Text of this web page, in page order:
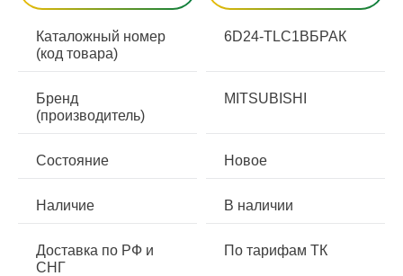
Каталожный номер
(код товара)
6D24-TLC1BБРАК
Бренд
(производитель)
MITSUBISHI
Состояние Новое
Наличие В наличии
Доставка по РФ и
СНГ
По тарифам ТК